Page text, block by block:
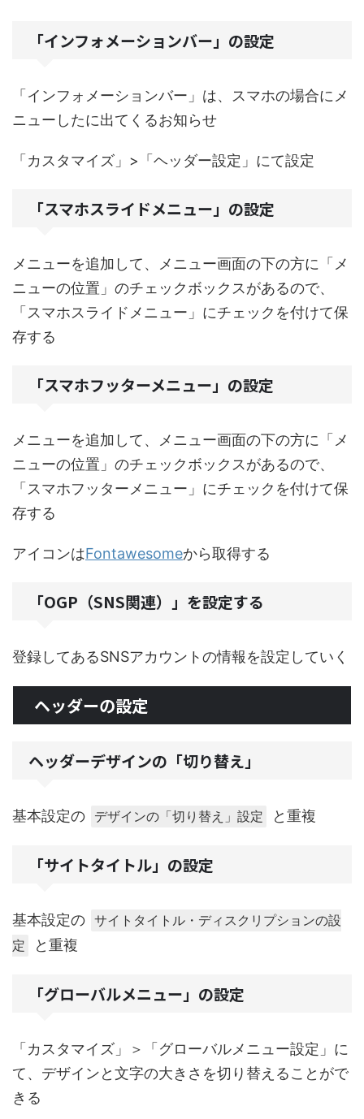
「インフォメーションバー」の設定
「インフォメーションバー」は、スマホの場合にメ
ニューしたに出てくるお知らせ
「カスタマイズ」>「ヘッダー設定」にて設定
「スマホスライドメニュー」の設定
メニューを追加して、メニュー画面の下の方に「メ
ニューの位置」のチェックボックスがあるので、
「スマホスライドメニュー」にチェックを付けて保
存する
「スマホフッターメニュー」の設定
メニューを追加して、メニュー画面の下の方に「メ
ニューの位置」のチェックボックスがあるので、
「スマホフッターメニュー」にチェックを付けて保
存する
アイコンはFontawesomeから取得する
「OGP（SNS関連）」を設定する
登録してあるSNSアカウントの情報を設定していく
ヘッダーの設定
ヘッダーデザインの「切り替え」
基本設定の デザインの「切り替え」設定 と重複
「サイトタイトル」の設定
基本設定の サイトタイトル・ディスクリプションの設
定
と重複
「グローバルメニュー」の設定
「カスタマイズ」＞「グローバルメニュー設定」に
て、デザインと文字の大きさを切り替えることがで
きる